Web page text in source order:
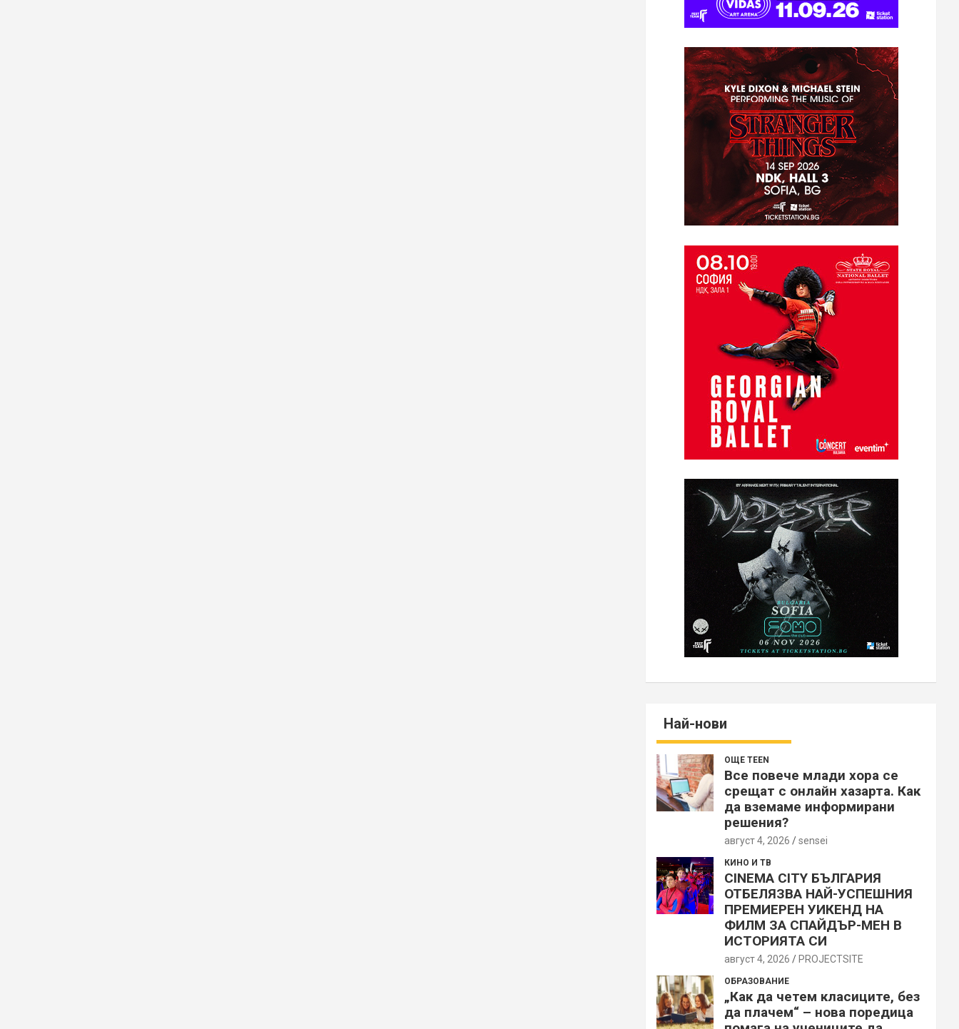
Най-нови
ОЩЕ TEEN
Все повече млади хора се
срещат с онлайн хазарта. Как
да вземаме информирани
решения?
август 4, 2026 sensei
КИНО И ТВ
CINEMA CITY БЪЛГАРИЯ
ОТБЕЛЯЗВА НАЙ-УСПЕШНИЯ
ПРЕМИЕРЕН УИКЕНД НА
ФИЛМ ЗА СПАЙДЪР-МЕН В
ИСТОРИЯТА СИ
август 4, 2026 PROJECTSITЕ
ОБРАЗОВАНИЕ
„Как да четем класиците, без
да плачем“ – нова поредица